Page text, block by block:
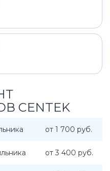
CENTEK
от 1 700 руб.
от 3 400 руб.